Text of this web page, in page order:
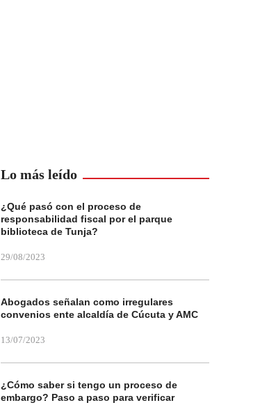
Lo más leído
¿Qué pasó con el proceso de
responsabilidad fiscal por el parque
biblioteca de Tunja?
29/08/2023
Abogados señalan como irregulares
convenios ente alcaldía de Cúcuta y AMC
13/07/2023
¿Cómo saber si tengo un proceso de
embargo? Paso a paso para verificar